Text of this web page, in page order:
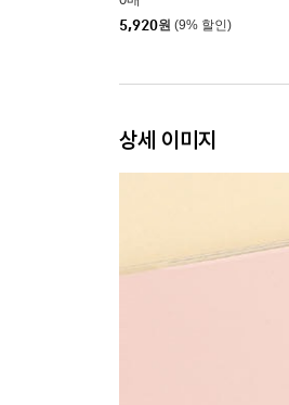
5,920원 (9% 할인)
상세 이미지